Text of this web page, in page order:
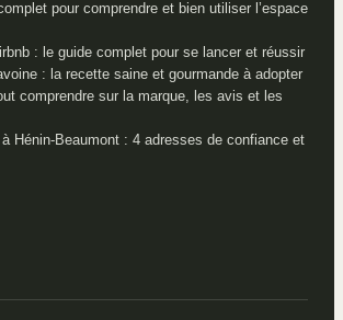
pour comprendre et bien utiliser l’espace
: le guide complet pour se lancer et réussir
: la recette saine et gourmande à adopter
comprendre sur la marque, les avis et les
Hénin-Beaumont : 4 adresses de confiance et